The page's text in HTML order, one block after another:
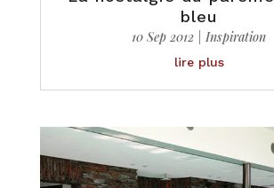
bleu
10 Sep 2012 |Inspiration
lire plus